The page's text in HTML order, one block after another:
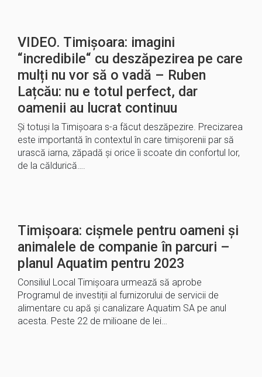
VIDEO. Timișoara: imagini
“incredibile“ cu deszăpezirea pe care
mulți nu vor să o vadă – Ruben
Lațcău: nu e totul perfect, dar
oamenii au lucrat continuu
Și totuși la Timișoara s-a făcut deszăpezire. Precizarea
este importantă în contextul în care timișorenii par să
urască iarna, zăpadă și orice îi scoate din confortul lor,
de la căldurică….
Timișoara: cișmele pentru oameni și
animalele de companie în parcuri –
planul Aquatim pentru 2023
Consiliul Local Timișoara urmează să aprobe
Programul de investiții al furnizorului de servicii de
alimentare cu apă și canalizare Aquatim SA pe anul
acesta. Peste 22 de milioane de lei…